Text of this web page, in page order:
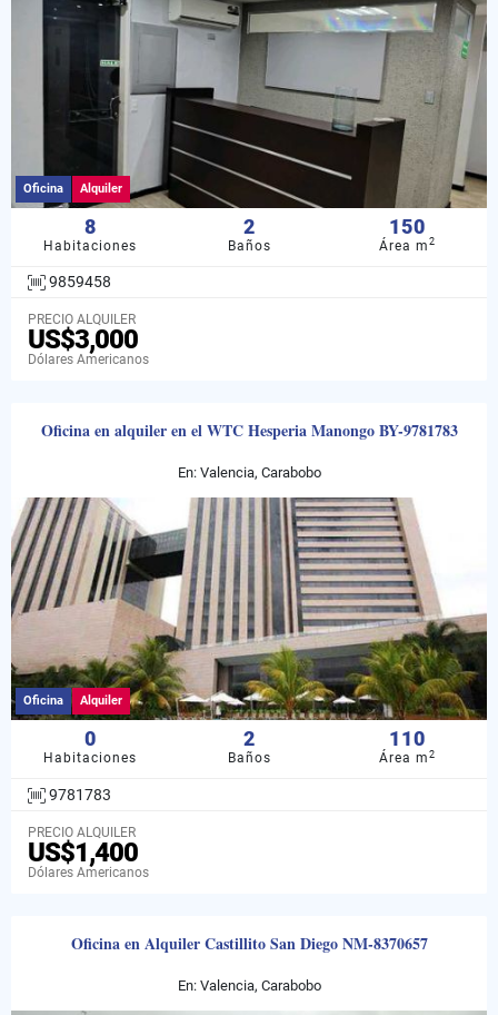
Oficina Alquiler
8
Habitaciones
2
Baños
150
Área m2
9859458
PRECIO ALQUILER
US$3,000
Dólares Americanos
Oficina en alquiler en el WTC Hesperia Manongo BY-9781783
En: Valencia, Carabobo
Oficina Alquiler
0
Habitaciones
2
Baños
110
Área m2
9781783
PRECIO ALQUILER
US$1,400
Dólares Americanos
Oficina en Alquiler Castillito San Diego NM-8370657
En: Valencia, Carabobo